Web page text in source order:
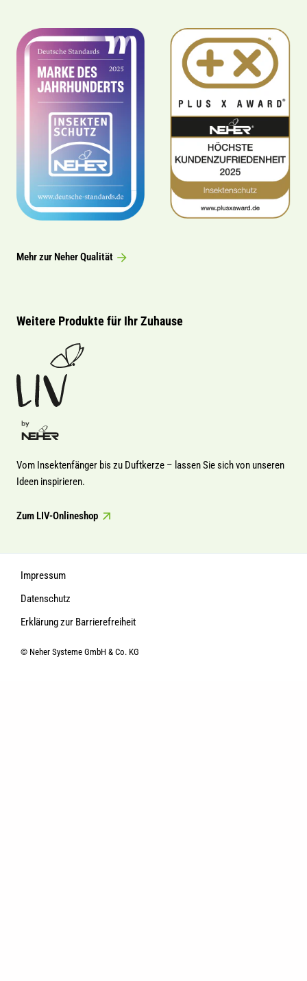
Mehr zur Neher Qualität
Weitere Produkte für Ihr Zuhause
Vom Insektenfänger bis zu Duftkerze – lassen Sie sich von unseren
Ideen inspirieren.
Zum LIV-Onlineshop
Impressum
Datenschutz
Erklärung zur Barrierefreiheit
© Neher Systeme GmbH & Co. KG